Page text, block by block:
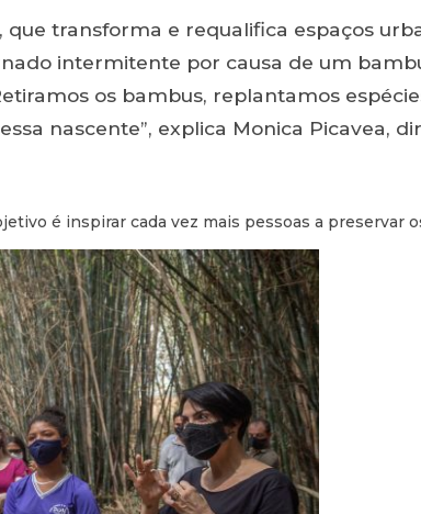
transforma e requalifica espaços
intermitente por causa de um
os bambus, replantamos
nascente”, explica Monica Picavea,
é inspirar cada vez mais pessoas a preservar